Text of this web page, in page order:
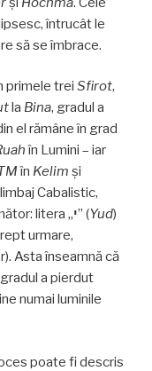
întrucât le
să se îmbrace.
primele trei Sfirot,
la Bina, gradul a
el rămâne în grad
în Lumini – iar
în Kelim şi
Cabalistic,
litera „י” (Yud)
urmare,
Asta înseamnă că
gradul a pierdut
numai luminile
poate fi descris